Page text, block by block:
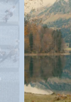
Anwil
Appenzell
Au SG
Baar
Baden
Balsthal